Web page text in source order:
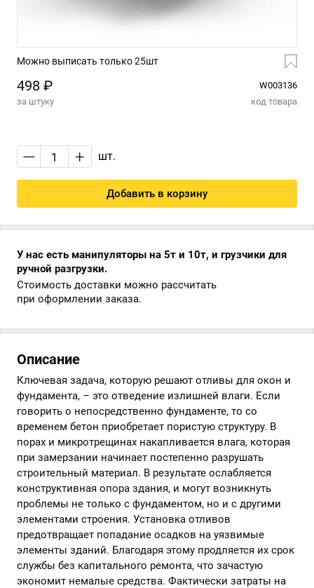
Можно выписать только 25шт
498 ₽
W003136
за штуку
код товара
— + шт.
Добавить в корзину
У нас есть манипуляторы на 5т и 10т, и грузчики для
ручной разгрузки.
Стоимость доставки можно рассчитать
при оформлении заказа.
Описание
Ключевая задача, которую решают отливы для окон и
фундамента, – это отведение излишней влаги. Если
говорить о непосредственно фундаменте, то со
временем бетон приобретает пористую структуру. В
порах и микротрещинах накапливается влага, которая
при замерзании начинает постепенно разрушать
строительный материал. В результате ослабляется
конструктивная опора здания, и могут возникнуть
проблемы не только с фундаментом, но и с другими
элементами строения. Установка отливов
предотвращает попадание осадков на уязвимые
элементы зданий. Благодаря этому продляется их срок
службы без капитального ремонта, что зачастую
экономит немалые средства. Фактически затраты на